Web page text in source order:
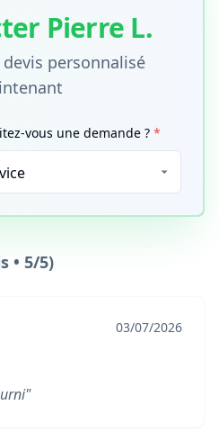
Pierre L.
personnalisé
vous une demande ? *
• 5/5)
03/07/2026
"